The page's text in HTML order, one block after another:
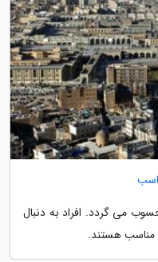
می گردد. افراد به دنبال
مناسب هستند.